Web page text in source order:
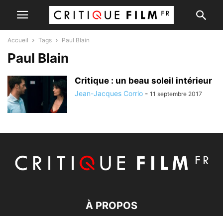
Accueil Tags Paul Blain
Paul Blain
Critique : un beau soleil intérieur
Jean-Jacques Corrio - 11 septembre 2017
À PROPOS